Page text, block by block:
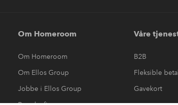
Om Homeroom
Om Homeroom
Om Ellos Group
Jobbe i Ellos Group
Våre
B2B
Fleksible
Gavekort